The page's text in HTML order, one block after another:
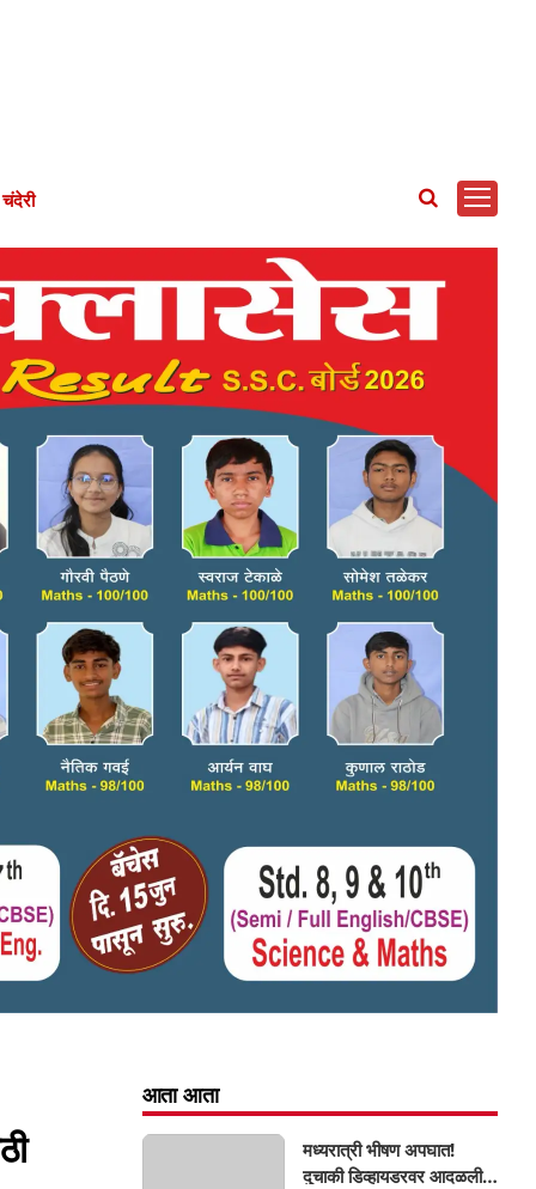
चंदेरी
आता आता
मध्यरात्री भीषण अपघात!
दुचाकी डिव्हायडरवर आदळली;